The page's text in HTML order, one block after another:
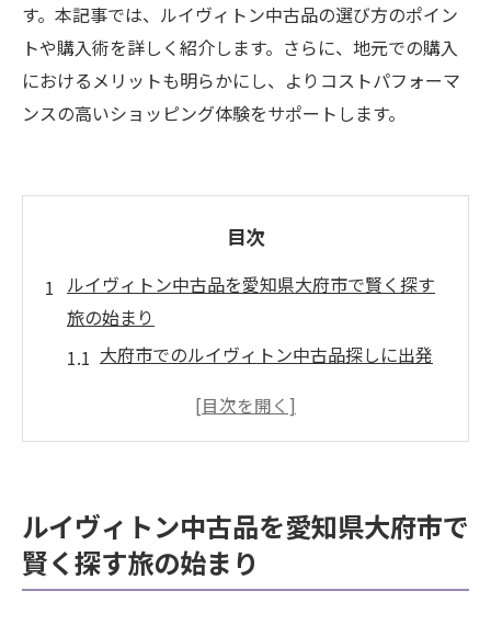
す。本記事では、ルイヴィトン中古品の選び方のポイン
トや購入術を詳しく紹介します。さらに、地元での購入
におけるメリットも明らかにし、よりコストパフォーマ
ンスの高いショッピング体験をサポートします。
目次
ルイヴィトン中古品を愛知県大府市で賢く探す
旅の始まり
大府市でのルイヴィトン中古品探しに出発
地域特有の魅力を活かしたショッピングプ
る
オンライン情報と現地情報の賢い融合
ルイヴィトン中古品を愛知県大府市で
賢く探す旅の始まり